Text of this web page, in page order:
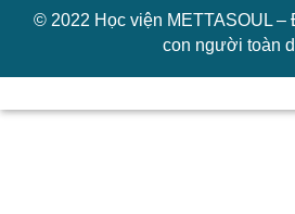
© 2022 Học viện METTASOUL –
con người toàn